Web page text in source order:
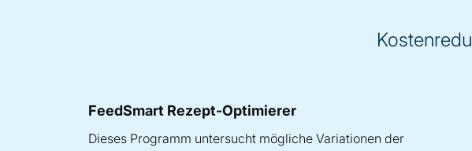
FeedSmart Rezept-Optimierer
Dieses Programm untersucht mögliche Variationen der